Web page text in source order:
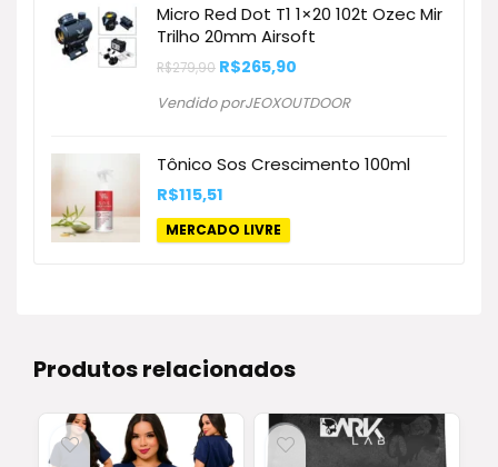
Micro Red Dot T1 1×20 102t Ozec Mir
Trilho 20mm Airsoft
R$279,90 O
original
era:
R$265,90
atual
é:
Vendido porJEOXOUTDOOR
Tônico Sos Crescimento 100ml
R$115,51
MERCADO LIVRE
Produtos relacionados